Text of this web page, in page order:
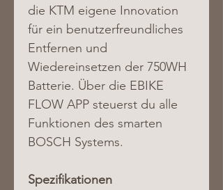
die KTM eigene Innovation
für ein benutzerfreundliches
Entfernen und
Wiedereinsetzen der 750WH
Batterie. Über die EBIKE
FLOW APP steuerst du alle
Funktionen des smarten
BOSCH Systems.
Spezifikationen